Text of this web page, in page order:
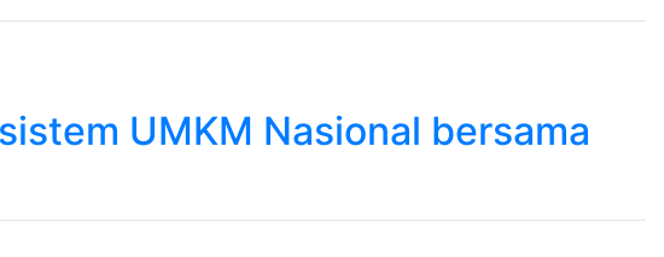
UMKM Nasional bersama